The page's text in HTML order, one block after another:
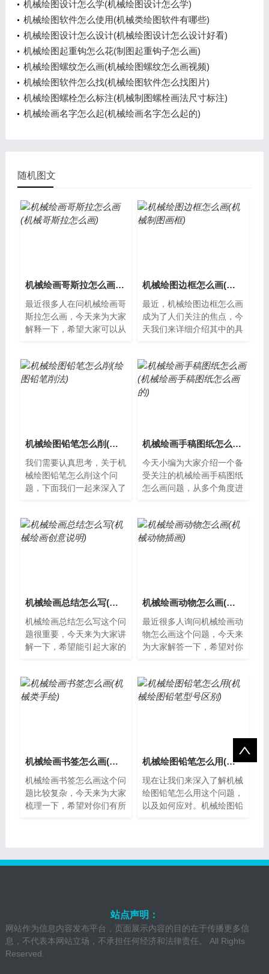
机械绘图设计怎么学(机械绘图设计怎么学)
机械绘图软件怎么使用(机械类绘图软件有哪些)
机械绘图设计怎么设计(机械绘图设计怎么设计好看)
机械绘图起重钩怎么花(制图起重钩子怎么画)
机械绘图螺纹怎么画(机械绘图螺纹怎么画视频)
机械绘图软件怎么找(机械绘图软件怎么找图片)
机械绘图螺栓怎么标注(机械制图螺栓画法尺寸标注)
机械绘画名字怎么起(机械绘画名字怎么起的)
随机图文
机械绘画哥斯拉怎么画(机械哥斯拉怎么画)
最近很多人在问机械绘画哥
斯拉怎么画，今天来为大家
解释一下，希望大家可以从
一个非常著...
机械绘图边框怎么画(机械制图画框)
最近，机械绘图边框怎么画
成为了人们关注的焦点，今
天我们来详细介绍其中的具
的重要性在...
机械绘图铅笔怎么削(绘图铅笔削法)
我们需要认真思考，关于机
械绘图铅笔怎么削这个问
题，下面我们一起来深入了
的一种铅笔，...
机械绘画手稿图纸怎么画(机械绘画手稿图纸怎么画的)
今天小编为大家介绍一个备
受关注的机械绘画手稿图纸
怎么画问题，从多个角度进
图纸？机械...
机械绘画总结怎么写(机械绘画创意说明)
机械绘画总结怎么写这个问
题很重要，今天来为大家讲
解一下，希望能引起大家的
画方式。机...
机械绘画动物怎么画(机械动物插画)
最近很多人询问机械绘画动
物怎么画这个问题，今天来
为大家解答一下，希望对你
传统的生物...
机械绘画书签怎么画(机械类手绘)
机械绘画书签怎么画这个问
题比较复杂，今天来为大家
梳理一下，希望对你们有所
机械绘图铅笔怎么用(机械绘图铅笔型号区别)
现在让我们来深入了解机械
绘图铅笔怎么用这个问题，
以及如何应对。机械绘图铅
站点声明：
网站作为信息内容发布平台，页面展示内容的目的在于传播更多信
息，不代表本网站立场，不承担任何经济和法律责任。 All Rights
Reserved.